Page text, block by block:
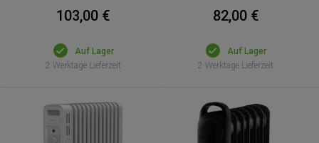
103,00 €
Auf Lager
2 Werktage Lieferzeit
82,00 €
Auf Lager
2 Werktage Lieferzeit